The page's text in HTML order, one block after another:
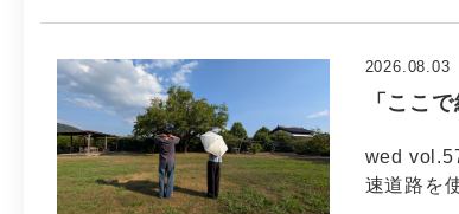
「ここ
2026.08.03
wed
速道路を